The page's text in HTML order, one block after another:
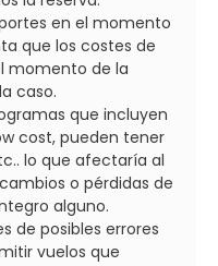
en el momento
que los costes de
momento de la
caso.
que incluyen
cost, pueden tener
lo que afectaría al
o pérdidas de
alguno.
de posibles errores
vuelos que